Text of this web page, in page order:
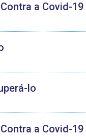
a Covid-19
lo
a Covid-19